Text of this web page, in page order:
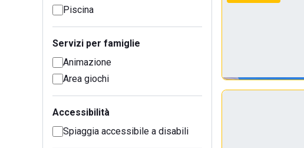
Piscina
Servizi per famiglie
Animazione
Area giochi
Accessibilità
Spiaggia accessibile a disabili